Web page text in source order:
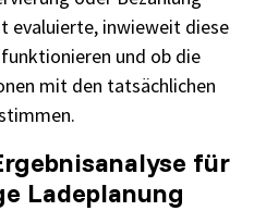
evaluierte, inwieweit diese
und ob die
mit den tatsächlichen
für
Ladeplanung